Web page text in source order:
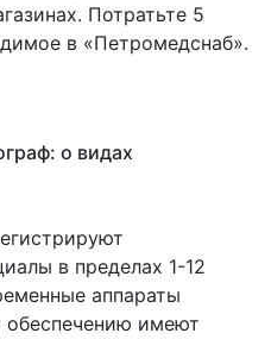
Потратьте 5
в «Петромедснаб».
о видах
в пределах 1-12
аппараты
обеспечению имеют